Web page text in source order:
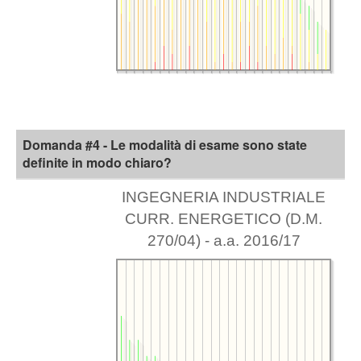
Domanda #4 - Le modalità di esame sono state
definite in modo chiaro?
INGEGNERIA INDUSTRIALE
CURR. ENERGETICO (D.M.
270/04) - a.a. 2016/17